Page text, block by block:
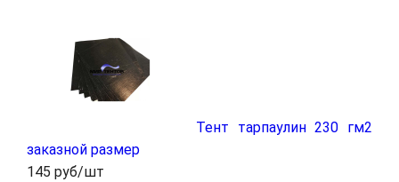
Тент тарпаулин 230 гм2
заказной размер
145 руб/шт